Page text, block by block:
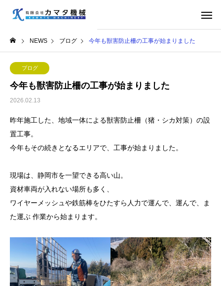
NEWS ブログ 今年も獣害防止柵の工事が始まりました
ブログ
今年も獣害防止柵の工事が始まりました
2026.02.13
昨年施工した、地域一体による獣害防止柵（猪・シカ対策）の設
置工事。
今年もその続きとなるエリアで、工事が始まりました。
現場は、静岡市を一望できる高い山。
資材車両が入れない場所も多く、
ワイヤーメッシュや鉄筋棒をひたすら人力で運んで、運んで、ま
た運ぶ 作業から始まります。